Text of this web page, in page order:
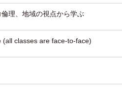
理、地域の視点から学ぶ
classes are face-to-face)